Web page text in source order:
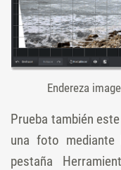
Endereza
Prueba también
una foto
pestaña